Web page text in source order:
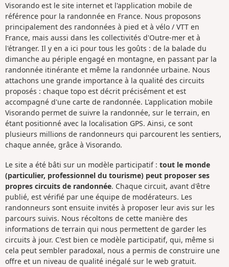
Visorando est le site internet et l'application mobile de
référence pour la randonnée en France. Nous proposons
principalement des randonnées à pied et à vélo / VTT en
France, mais aussi dans les collectivités d'Outre-mer et à
l'étranger. Il y en a ici pour tous les goûts : de la balade du
dimanche au périple engagé en montagne, en passant par la
randonnée itinérante et même la randonnée urbaine. Nous
attachons une grande importance à la qualité des circuits
proposés : chaque topo est décrit précisément et est
accompagné d'une carte de randonnée. L'application mobile
Visorando permet de suivre la randonnée, sur le terrain, en
étant positionné avec la localisation GPS. Ainsi, ce sont
plusieurs millions de randonneurs qui parcourent les sentiers,
chaque année, grâce à Visorando.
Le site a été bâti sur un modèle participatif : tout le monde
(particulier, professionnel du tourisme) peut proposer ses
propres circuits de randonnée. Chaque circuit, avant d'être
publié, est vérifié par une équipe de modérateurs. Les
randonneurs sont ensuite invités à proposer leur avis sur les
parcours suivis. Nous récoltons de cette manière des
informations de terrain qui nous permettent de garder les
circuits à jour. C'est bien ce modèle participatif, qui, même si
cela peut sembler paradoxal, nous a permis de construire une
offre et un niveau de qualité inégalé sur le web gratuit.